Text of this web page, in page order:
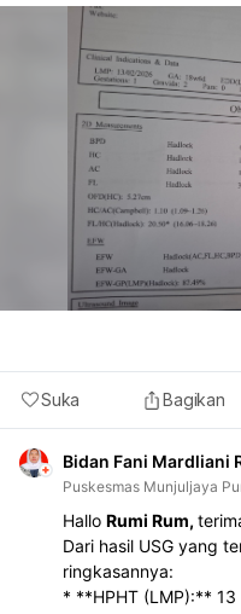
Suka Bagikan
Bidan Fani Mardliani
Puskesmas Munjuljaya
Hallo Rumi Rum,
Dari hasil USG yang
ringkasannya:
* **HPHT (LMP):** 13